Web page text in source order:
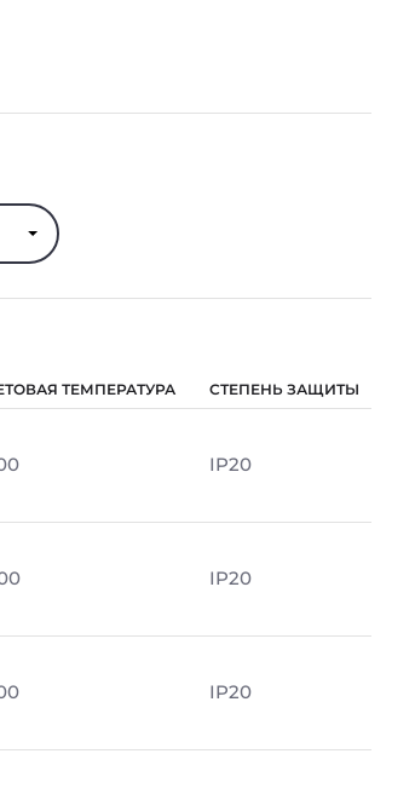
ТЕМПЕРАТУРА СТЕПЕНЬ ЗАЩИТЫ
IP20
IP20
IP20